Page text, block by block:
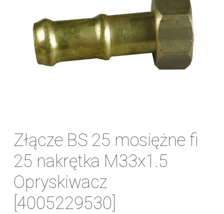
Złącze BS 25 mosiężne fi
25 nakrętka M33x1.5
Opryskiwacz
[4005229530]